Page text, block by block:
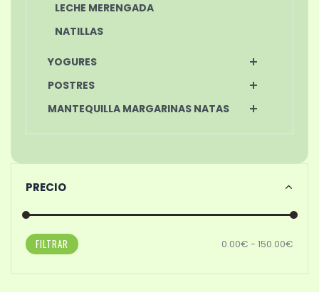
LECHE MERENGADA
NATILLAS
YOGURES
POSTRES
MANTEQUILLA MARGARINAS NATAS
PRECIO
FILTRAR 0.00€ - 150.00€